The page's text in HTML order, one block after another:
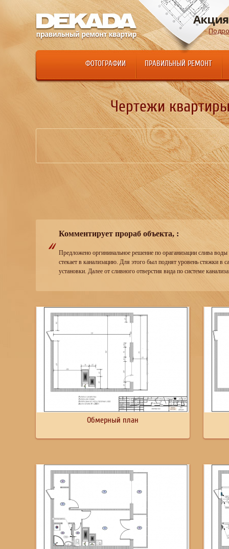
ФОТОГРАФИИ ПРАВИЛЬНЫЙ РЕМОНТ
Чертежи
Комментирует прораб объекта, :
Предложено оргининальное решение по ораганизации слива
стекает в канализацию. Для этого был поднят уровень стяжки в
установки. Далее от сливного отверстия вида по системе
Обмерный план